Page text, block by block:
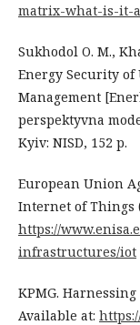
matrix-what-is-it-
Sukhodol O. M.,
Energy Security of
Management
perspektyvna
Kyiv: NISD, 152 p.
European Union
Internet of Things
https://
infrastructures/iot
KPMG.
Available at: